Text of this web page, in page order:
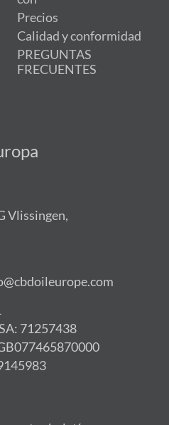
Precios
Calidad y conformidad
PREGUNTAS
FRECUENTES
Vlissingen,
71257438